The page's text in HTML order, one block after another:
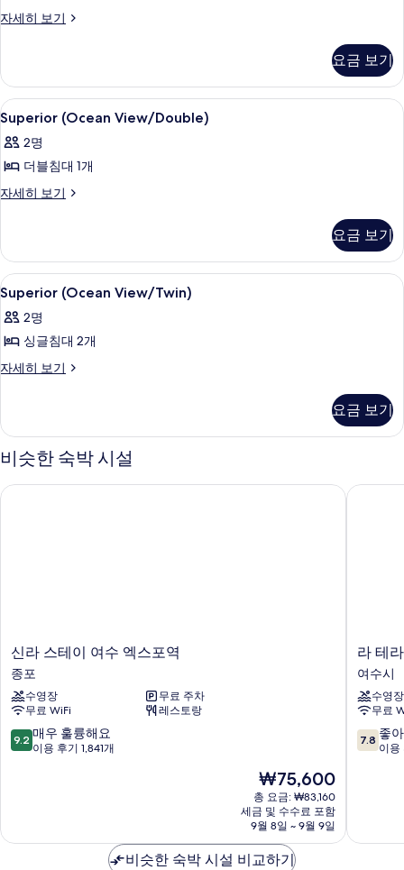
모
기
윈)
보
기
모
기
자세히 보기
Superior
히
보
기
요금 보기
Superior
(Ocean
View/Double)
사
진
보
기
고급 침구, 오리/거위털 이불, 미니바,
3
Superior (Ocean View/Double)
2명
더블침대 1개
자세히 보기
Superior
세
히
보
요금 보기
Superior
(Ocean
View/Twin)
사
진
보
기
고급 침구, 오리/거위털 이불, 미니바,
3
Superior (Ocean View/Twin)
2명
싱글침대 2개
자세히 보기
Superior
세
보
요금 보기
비슷한 숙박 시설
신
라
스
테
이
여
수
포
신라 스테이 여수 엑스포역
종포
수영장
무료 주차
무료 WiFi
레스토랑
10
점
매
9.2 매우 훌륭해요
이용 후기 1,841개
현
재
요
금
₩75,600
₩75,600
총 요금: ₩83,160
세금 및 수수료 포함
9월 8일 ~ 9월 9일
신라 스테이 여수 엑스포역
라
테
라
스
리
조
트
라 테
여수시
수영장
무료
10
점
좋
7.8 좋
이용
라 테라
비슷한 숙박 시설 비교하기